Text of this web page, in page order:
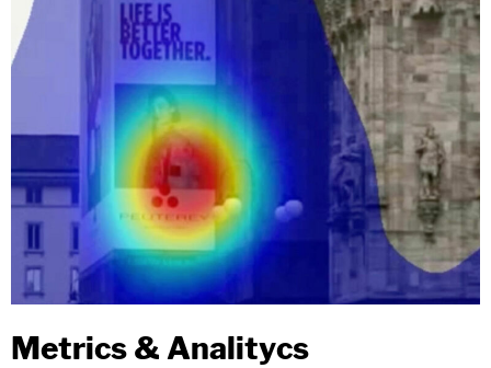
Metrics & Analitycs